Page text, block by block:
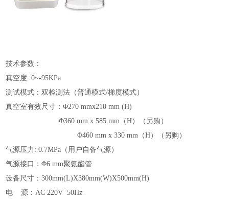
技术参数：
真空度: 0~-95KPa
测试模式：双检测法（普通模式/梯度模式）
真空室有效尺寸：Φ270 mmx210 mm (H)
Φ360 mm x 585 mm（H）（另购）
Φ460 mm x 330 mm（H）（另购）
气源压力 : 0.7MPa（用户自备气源）
气源接口：Φ6 mm聚氨酯管
设备尺寸：300mm(L)X380mm(W)X500mm(H)
电
源：AC 220V 50Hz